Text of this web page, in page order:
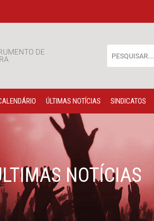
DE
ÚLTIMAS NOTÍCIAS SINDICATOS
NOTÍCIAS